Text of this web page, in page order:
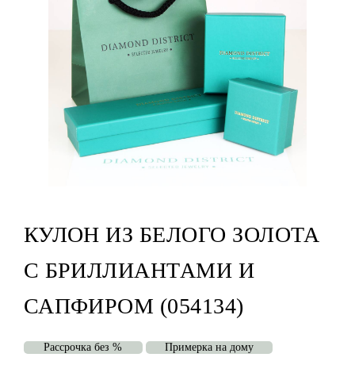
КУЛОН ИЗ БЕЛОГО ЗОЛОТА
С БРИЛЛИАНТАМИ И
САПФИРОМ (054134)
Рассрочка без % Примерка на дому